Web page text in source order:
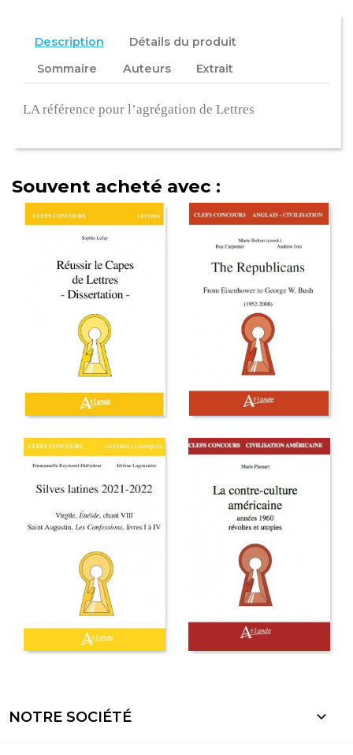
Description
Détails du produit
Sommaire
Auteurs Extrait
LA référence pour l’agrégation de Lettres
Souvent acheté avec :
NOTRE SOCIÉTÉ 